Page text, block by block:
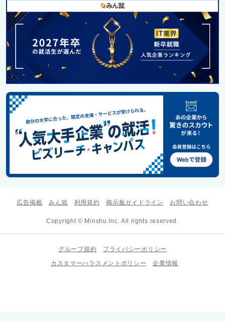
広告掲載 みん就 利用規約 掲示板ガイドライン お問い合わせ
Copyright © Minshu Inc. All rights reserved.
グループ規約
プライバシーポリシー
カスタマーハラスメントポリシー
企業情報